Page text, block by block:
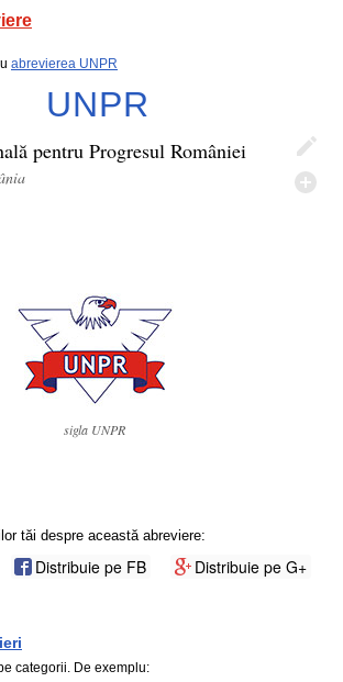
abrevierea UNPR
UNPR
pentru Progresul României
sigla UNPR
tăi despre această abreviere:
Distribuie pe FB Distribuie pe G+
categorii. De exemplu: